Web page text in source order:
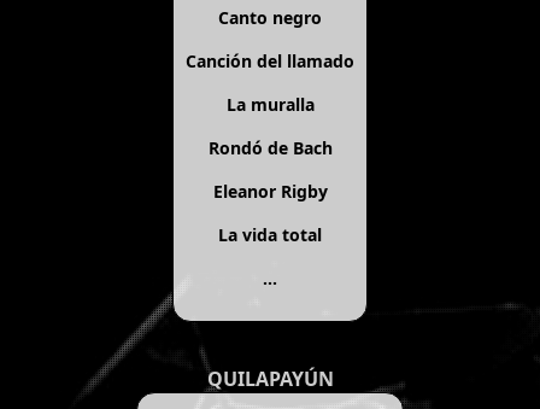
Canto negro
Canción del llamado
La muralla
Rondó de Bach
Eleanor Rigby
La vida total
...
QUILAPAYÚN